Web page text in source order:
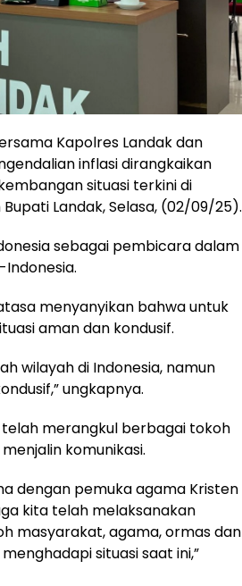
Kapolres Landak dan
inflasi dirangkaikan
situasi terkini di
Landak, Selasa, (02/09/25).
sebagai pembicara dalam
menyanyikan bahwa untuk
aman dan kondusif.
wilayah di Indonesia, namun
ungkapnya.
merangkul berbagai tokoh
komunikasi.
dengan pemuka agama Kristen
kita telah melaksanakan
masyarakat, agama, ormas dan
situasi saat ini,”